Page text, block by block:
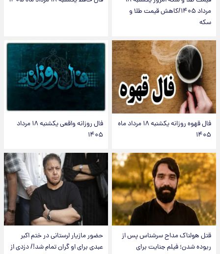
مرداد ۱۴۰۵/کاهش قیمت طلا و
سکه
فال قهوه روزانه یکشنبه ۱۸ مرداد ماه
۱۴۰۵
فال روزانه واقعی یکشنبه ۱۸ مرداد
۱۴۰۵
قتل هولناک مداح سرشناس پس از
ربوده شدن؛ فیلم جنایت برای
حضور مازیار لرستانی در ختم اکبر
عبدی برای او گران تمام شد!/ دزدی از